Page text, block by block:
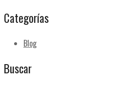
Categorías
Blog
Buscar